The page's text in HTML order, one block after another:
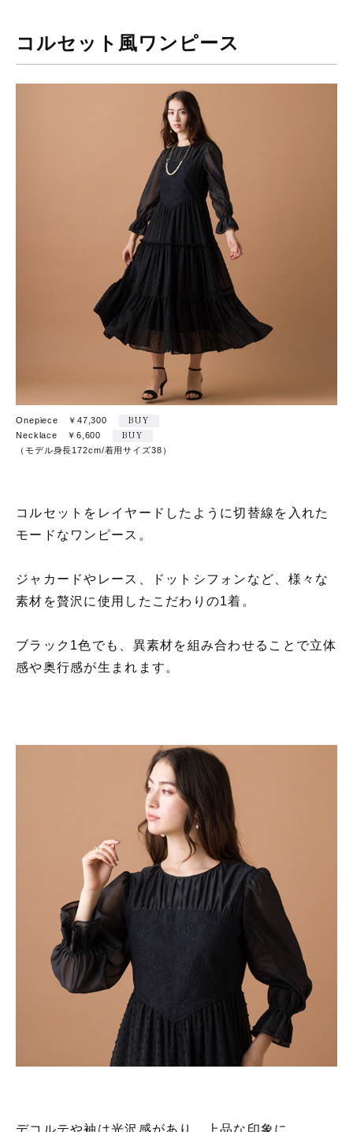
コルセット風ワンピース
Onepiece ￥47,300 BUY
Necklace ￥6,600 BUY
（モデル身長172cm/着用サイズ38）
コルセットをレイヤードしたように切替線を入れた
モードなワンピース。
ジャカードやレース、ドットシフォンなど、様々な
素材を贅沢に使用したこだわりの1着。
ブラック1色でも、異素材を組み合わせることで立体
感や奥行感が生まれます。